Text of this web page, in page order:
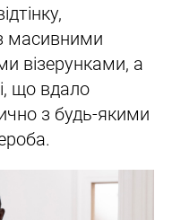
масивними
візерунками, а
що вдало
з будь-якими